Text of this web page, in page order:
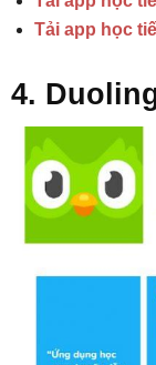
Tải app học
4.